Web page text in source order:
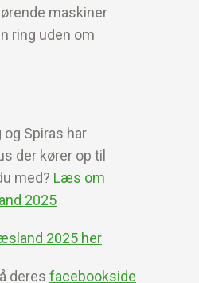
maskiner
ring uden om
Spiras har
der kører op til
med? Læs om
2025
2025 her
deres facebookside